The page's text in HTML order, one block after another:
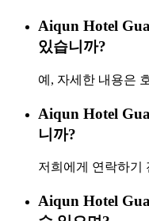
Aiqun Hotel
있습니까?
예, 자세한 내용은
Aiqun Hotel
니까?
저희에게 연락하기
Aiqun Hotel